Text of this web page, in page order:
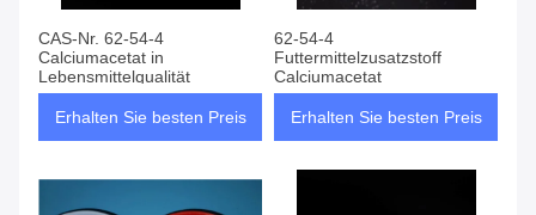
CAS-Nr. 62-54-4
Calciumacetat in
Lebensmittelqualität
Erhalten Sie besten Preis
62-54-4
Futtermittelzusatzstoff
Calciumacetat
Erhalten Sie besten Preis